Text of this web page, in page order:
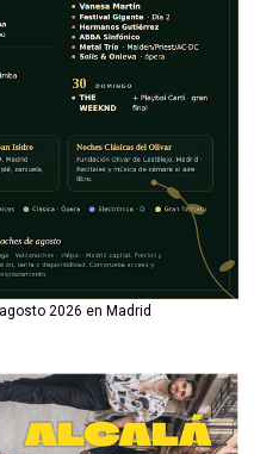
2026 en Madrid